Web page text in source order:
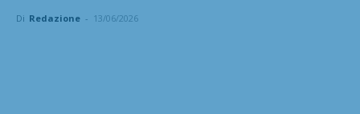
Di Redazione - 13/06/2026